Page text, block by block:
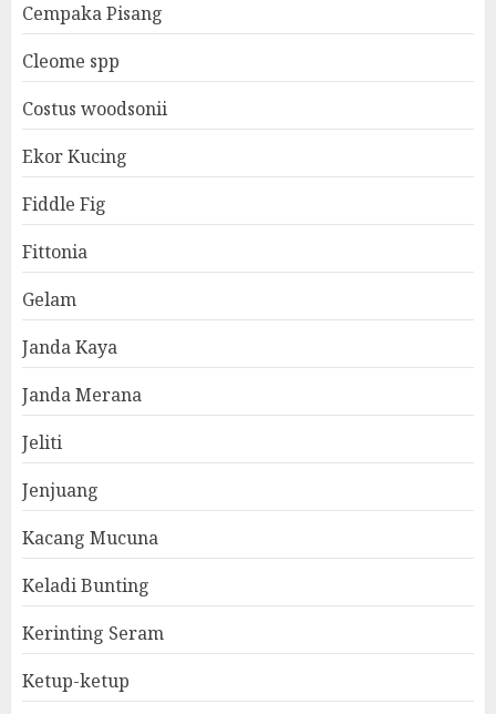
Cempaka Pisang
Cleome spp
Costus woodsonii
Ekor Kucing
Fiddle Fig
Fittonia
Gelam
Janda Kaya
Janda Merana
Jeliti
Jenjuang
Kacang Mucuna
Keladi Bunting
Kerinting Seram
Ketup-ketup